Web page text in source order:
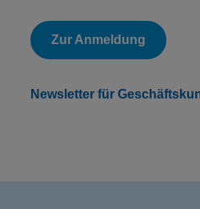
Zur Anmeldung
Newsletter für